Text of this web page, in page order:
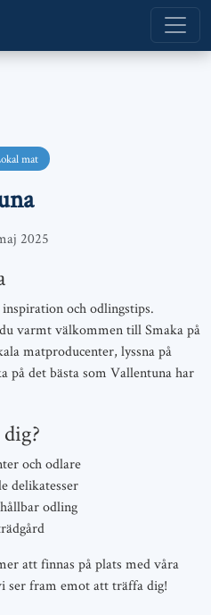
mat
2025
och odlingstips.
varmt välkommen till Smaka på
matproducenter, lyssna på
på det bästa som Vallentuna har
och odlare
delikatesser
odling
att finnas på plats med våra
ser fram emot att träffa dig!